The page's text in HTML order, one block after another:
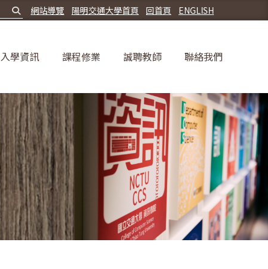
ENGLISH
回首頁
陽明交通大學首頁
網站導覽
入學資訊 課程修業 誠聘教師 聯絡我們